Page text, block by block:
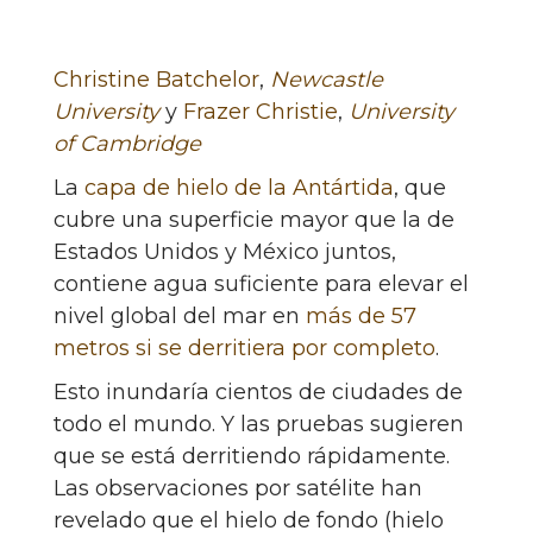
Christine Batchelor, Newcastle
Universityy Frazer Christie, University
of Cambridge
La capa de hielo de la Antártida, que
cubre una superficie mayor que la de
Estados Unidos y México juntos,
contiene agua suficiente para elevar el
nivel global del mar en más de 57
metros si se derritiera por completo.
Esto inundaría cientos de ciudades de
todo el mundo. Y las pruebas sugieren
que se está derritiendo rápidamente.
Las observaciones por satélite han
revelado que el hielo de fondo (hielo